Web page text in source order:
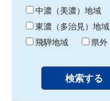
中濃（美濃）地域
東濃（多治見）地域
飛騨地域
県外